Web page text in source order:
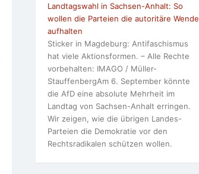
Landtagswahl in Sachsen-Anhalt: So
wollen die Parteien die autoritäre Wende
aufhalten
Sticker in Magdeburg: Antifaschismus
hat viele Aktionsformen. – Alle Rechte
vorbehalten: IMAGO / Müller-
StauffenbergAm 6. September könnte
die AfD eine absolute Mehrheit im
Landtag von Sachsen-Anhalt erringen.
Wir zeigen, wie die übrigen Landes-
Parteien die Demokratie vor den
Rechtsradikalen schützen wollen.